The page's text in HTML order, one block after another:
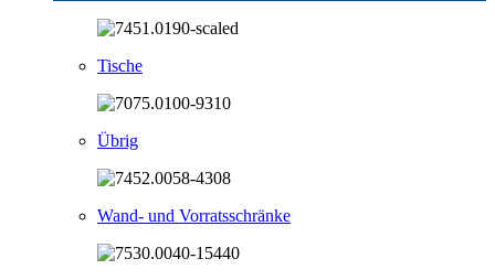
Tische
Übrig
Wand- und Vorratsschränke